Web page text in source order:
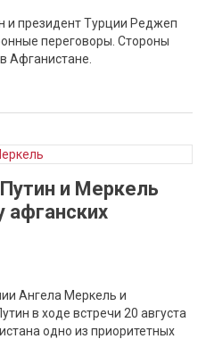
и президент Турции Реджеп
переговоры. Стороны
Афганистане.
и Меркель
афганских
Ангела Меркель и
в ходе встречи 20 августа
одно из приоритетных